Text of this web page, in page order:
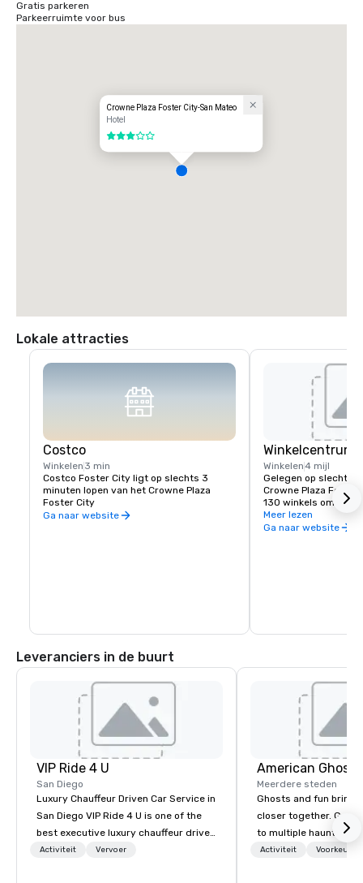
Gratis parkeren
Parkeerruimte voor bus
Crowne Plaza Foster City-San Mateo
Hotel
3 van 5
Lokale attracties
Costco
Winkelen 3 min
Costco Foster City ligt op slechts 3
minuten lopen van het Crowne Plaza
Foster City
Ga naar website
Winkelcentrum
Winkelen4 mijl
Gelegen op slechts
Crowne Plaza
130 winkels om van
Plaza Foster City
een gratis
Meer lezen
Ga naar website
Leveranciers in de buurt
VIP Ride 4 U
San Diego
Luxury Chauffeur Driven Car Service in
San Diego VIP Ride 4 U is one of the
best executive luxury chauffeur driven
car service in San Diego for Airport
Activiteit Vervoer
American Ghost
Meerdere steden
Ghosts and fun bring
closer together. Guided experiences
to multiple haunted
group will be treated
Activiteit